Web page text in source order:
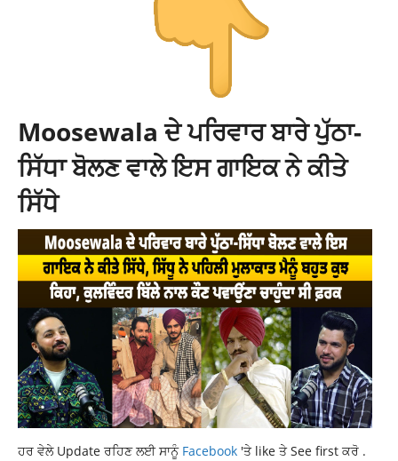
Moosewala ਦੇ ਪਰਿਵਾਰ ਬਾਰੇ ਪੁੱਠਾ-
ਸਿੱਧਾ ਬੋਲਣ ਵਾਲੇ ਇਸ ਗਾਇਕ ਨੇ ਕੀਤੇ
ਸਿੱਧੇ
ਹਰ ਵੇਲੇ Update ਰਹਿਣ ਲਈ ਸਾਨੂੰ Facebook 'ਤੇ like ਤੇ See first ਕਰੋ .